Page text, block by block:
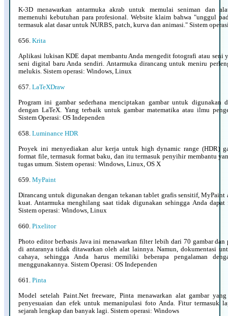
K-3D menawarkan antarmuka akrab untuk memulai seniman dan
memenuhi kebutuhan para profesional. Website klaim bahwa "unggul
termasuk alat dasar untuk NURBS, patch, kurva dan animasi." Sistem
656. Krita
Aplikasi lukisan KDE dapat membantu Anda mengedit fotografi atau seni
seni digital baru Anda sendiri. Antarmuka dirancang untuk meniru
melukis. Sistem operasi: Windows, Linux
657. LaTeXDraw
Program ini gambar sederhana menciptakan gambar untuk digunakan
dengan LaTeX. Yang terbaik untuk gambar matematika atau ilmu
Sistem Operasi: OS Independen
658. Luminance HDR
Proyek ini menyediakan alur kerja untuk high dynamic range (HDR)
format file, termasuk format baku, dan itu termasuk penyihir membantu
tugas umum. Sistem operasi: Windows, Linux, OS X
659. MyPaint
Dirancang untuk digunakan dengan tekanan tablet grafis sensitif, MyPaint
kuat. Antarmuka menghilang saat tidak digunakan sehingga Anda dapat
Sistem operasi: Windows, Linux
660. Pixelitor
Photo editor berbasis Java ini menawarkan filter lebih dari 70 gambar dan
di antaranya tidak ditawarkan oleh alat lainnya. Namun, dokumentasi
cahaya, sehingga Anda harus memiliki beberapa pengalaman
menggunakannya. Sistem Operasi: OS Independen
661. Pinta
Model setelah Paint.Net freeware, Pinta menawarkan alat gambar
penyesuaian dan efek untuk memanipulasi foto Anda. Fitur termasuk
sejarah lengkap dan banyak lagi. Sistem operasi: Windows